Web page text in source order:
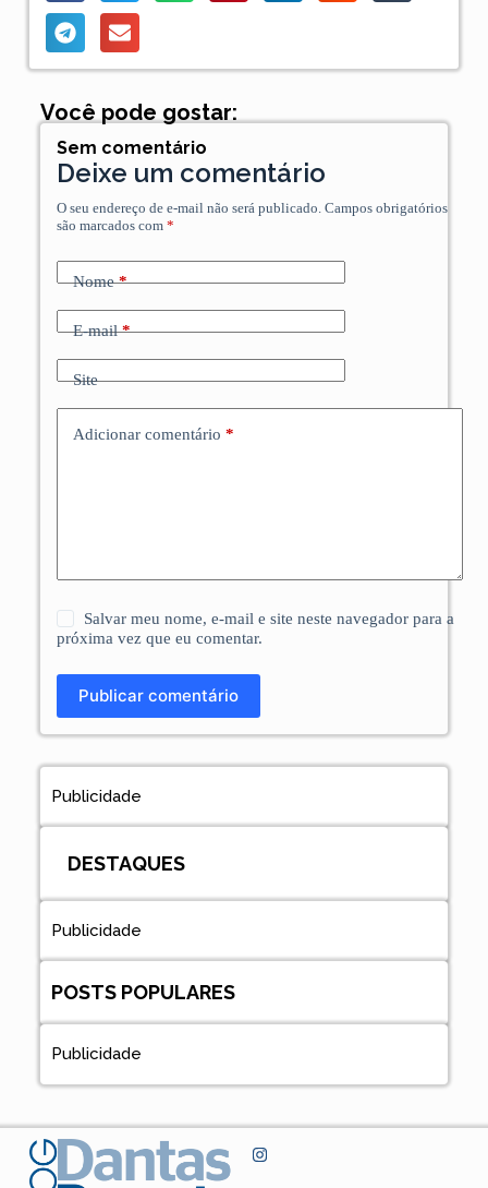
Você pode gostar:
Sem comentário
Deixe um comentário
O seu endereço de e-mail não será publicado. Campos obrigatórios
são marcados com *
Nome*
E-mail*
Site
Adicionar comentário *
Salvar meu nome, e-mail e site neste navegador para a
próxima vez que eu comentar.
Publicar comentário
Publicidade
DESTAQUES
Publicidade
POSTS POPULARES
Publicidade